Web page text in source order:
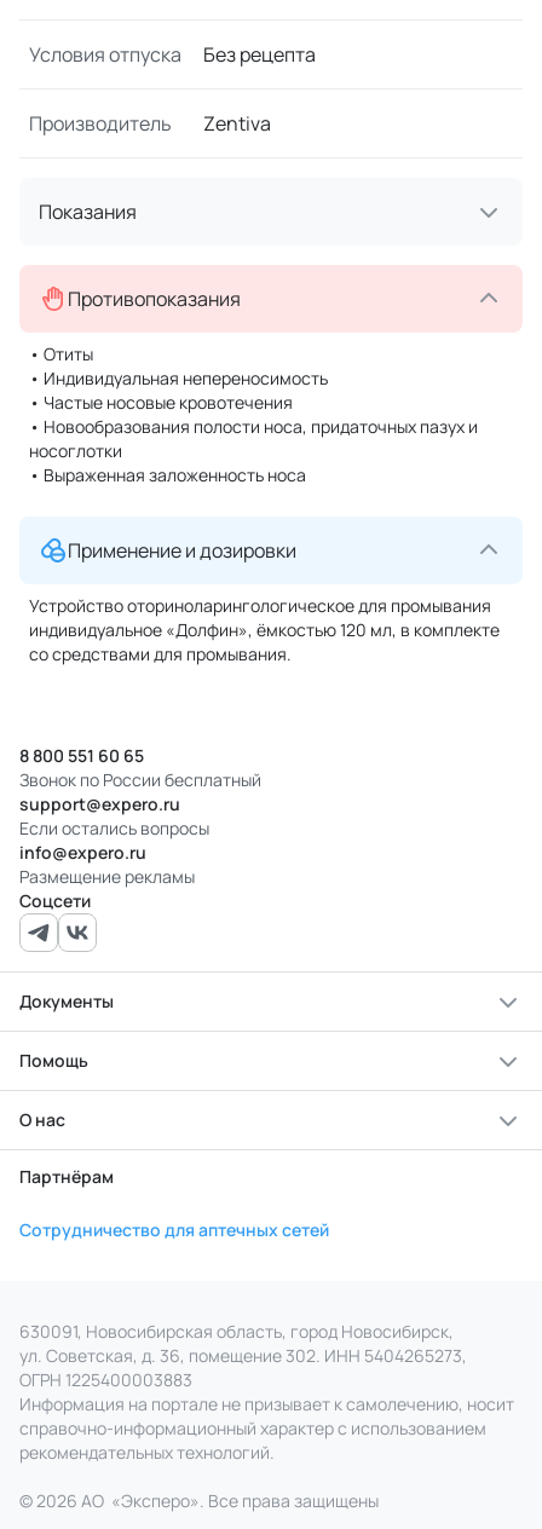
Условия отпуска Без рецепта
Производитель Zentiva
Показания
Противопоказания
• Отиты
• Индивидуальная непереносимость
• Частые носовые кровотечения
• Новообразования полости носа, придаточных пазух и
носоглотки
• Выраженная заложенность носа
Применение и дозировки
Устройство оториноларингологическое для промывания
индивидуальное «Долфин», ёмкостью 120 мл, в комплекте
со средствами для промывания.
8 800 551 60 65
Звонок по России бесплатный
support@expero.ru
Если остались вопросы
info@expero.ru
Размещение рекламы
Соцсети
Документы
Помощь
О нас
Партнёрам
Сотрудничество для аптечных сетей
630091, Новосибирская область, город Новосибирск,
ул. Советская, д. 36, помещение 302. ИНН 5404265273,
ОГРН 1225400003883
Информация на портале не призывает к самолечению, носит
справочно‑информационный характер с использованием
рекомендательных технологий.
© 2026 АО «Эксперо». Все права защищены